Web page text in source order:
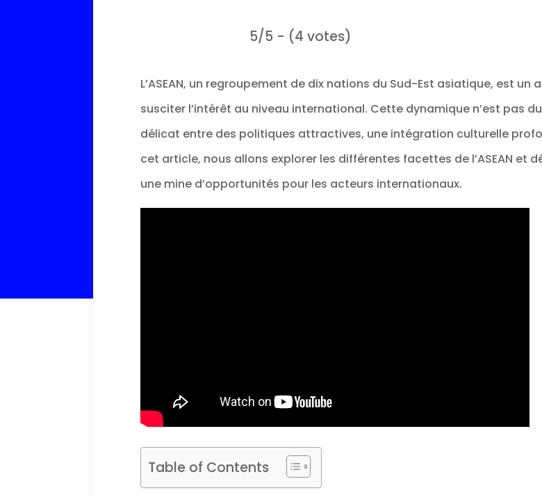
5/5 - (4 votes)
L’ASEAN, un regroupement de dix nations du Sud-Est asiatique, est
susciter l’intérêt au niveau international. Cette dynamique n’est pas
délicat entre des politiques attractives, une intégration culturelle
cet article, nous allons explorer les différentes facettes de l’ASEAN et
une mine d’opportunités pour les acteurs internationaux.
Table of Contents